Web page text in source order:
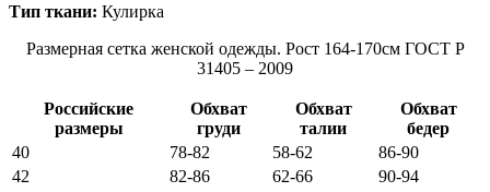
Тип ткани: Кулирка
Размерная сетка женской одежды. Рост 164-170см ГОСТ Р
31405 – 2009
Российские
размеры
Обхват
груди
Обхват
талии
Обхват
бедер
40
78-82 58-62
86-90
42
82-86 62-66
90-94